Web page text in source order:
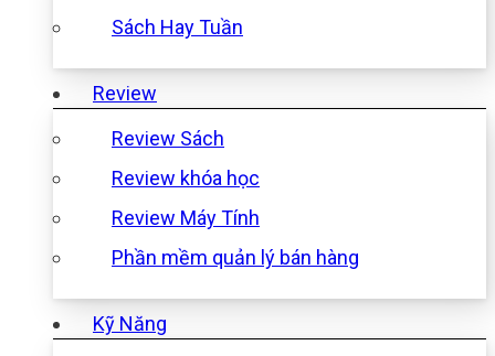
Sách Hay Tuần
Review
Review Sách
Review khóa học
Review Máy Tính
Phần mềm quản lý bán hàng
Kỹ Năng